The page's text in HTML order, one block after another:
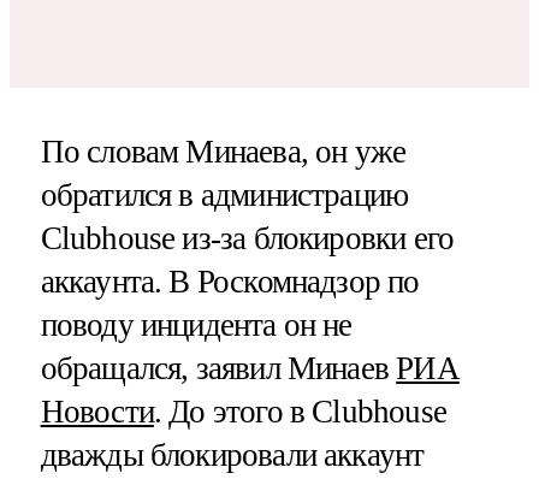
По словам Минаева, он уже
обратился в администрацию
Clubhouse из-за блокировки его
аккаунта. В Роскомнадзор по
поводу инцидента он не
обращался, заявил МинаевРИА
Новости. До этого в Clubhouse
дважды блокировали аккаунт